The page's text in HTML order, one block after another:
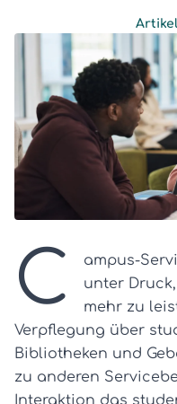
Artikel
C
ampus-
unter
mehr zu
Verpflegung über
Bibliotheken und
zu anderen
Interaktion das